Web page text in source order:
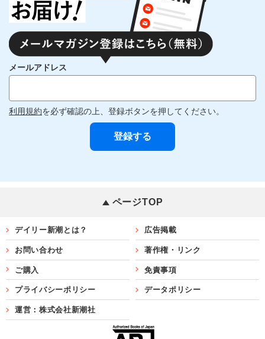
メールアドレス
利用規約を必ず確認の上、登録ボタンを押してください。
ページTOP
デイリー新潮とは？ 広告掲載
お問い合わせ 著作権・リンク
ご購入 免責事項
プライバシーポリシー データポリシー
運営：株式会社新潮社